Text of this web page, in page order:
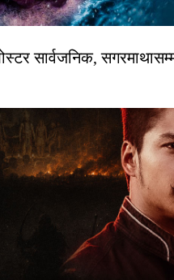
सार्वजनिक,